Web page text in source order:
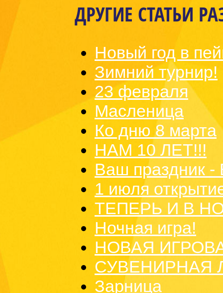
ДРУГИЕ СТАТЬИ
Новый год в
Зимний турнир!
23 февраля
Масленица
Ко дню 8 марта
НАМ 10 ЛЕТ!!!
Ваш праздник -
1 июля
ТЕПЕРЬ И В
Ночная игра!
НОВАЯ
СУВЕНИРНАЯ
Зарница